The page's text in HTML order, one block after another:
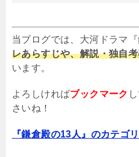
当ブログでは、大河ドラマ
レあらすじや、解説・独自
います。
よろしければブックマーク
さいね！
『鎌倉殿の13人』のカテゴ